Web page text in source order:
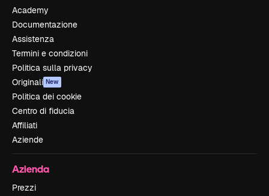
Academy
Documentazione
Assistenza
Termini e condizioni
Politica sulla privacy
Originali New
Politica dei cookie
Centro di fiducia
Affiliati
Aziende
Azienda
Prezzi